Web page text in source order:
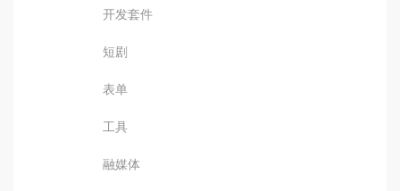
开发套件
短剧
表单
工具
融媒体